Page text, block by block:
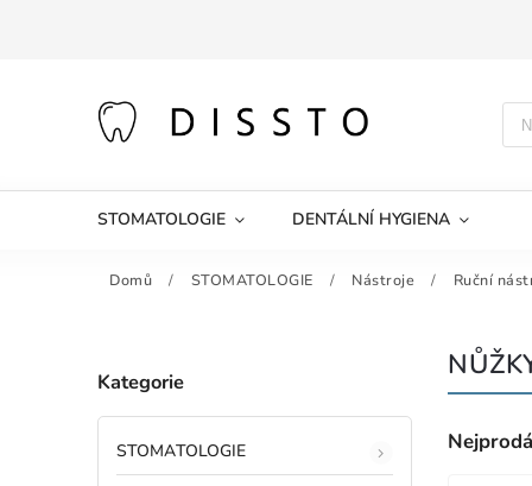
STOMATOLOGIE DENTÁLNÍ HYGIENA
Domů / STOMATOLOGIE / Nástroje / Ruční
Kategorie
STOMATOLOGIE